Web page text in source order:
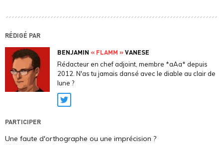
RÉDIGÉ PAR
BENJAMIN « FLAMM »VANESE
Rédacteur en chef adjoint, membre *aAa* depuis
2012. N'as tu jamais dansé avec le diable au clair de
lune ?
Twitter
PARTICIPER
Une faute d'orthographe ou une imprécision ?